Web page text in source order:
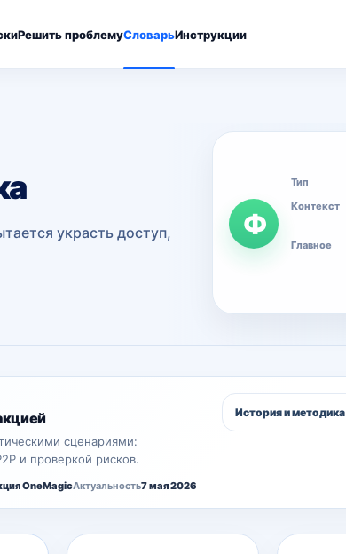
Решить проблемуСловарьИнструкции
украсть доступ,
Ф
Тип
Контекст
Главное
сценариями:
и проверкой рисков.
OneMagicАктуальность7 мая 2026
История и методика